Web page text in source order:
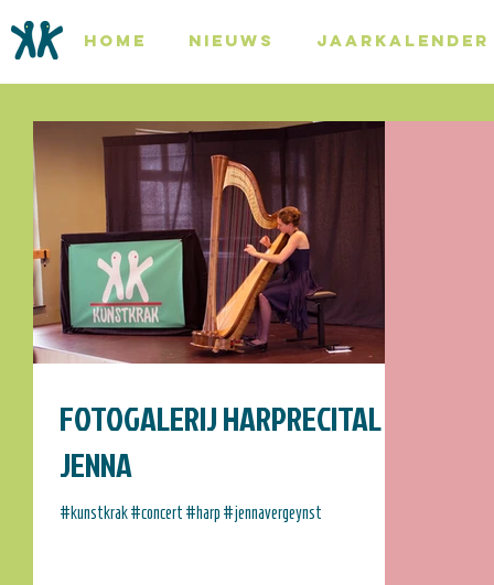
HOME NIEUWS JAARKALENDER
FOTOGALERIJ HARPRECITAL
JENNA
#kunstkrak #concert #harp #jennavergeynst